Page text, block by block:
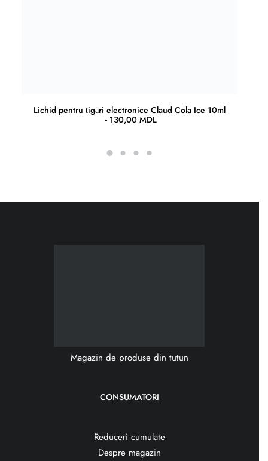
Lichid pentru țigări electronice Claud Cola Ice 10ml
130,00MDL
Magazin de produse din tutun
CONSUMATORI
Reduceri cumulate
Despre magazin